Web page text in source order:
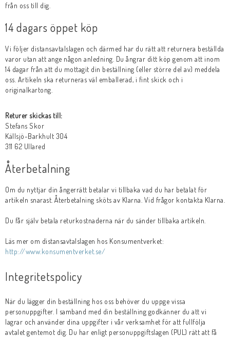
från oss till dig.
14 dagars öppet köp
Vi följer distansavtalslagen och därmed har du rätt att returnera beställda
varor utan att ange någon anledning. Du ångrar ditt köp genom att inom
14 dagar från att du mottagit din beställning (eller större del av) meddela
oss. Artikeln ska returneras väl emballerad, i fint skick och i
originalkartong.
Returer skickas till:
Stefans Skor
Källsjö-Barkhult 304
311 62 Ullared
Återbetalning
Om du nyttjar din ångerrätt betalar vi tillbaka vad du har betalat för
artikeln snarast. Återbetalning sköts av Klarna. Vid frågor kontakta Klarna.
Du får själv betala returkostnaderna när du sänder tillbaka artikeln.
Läs mer om distansavtalslagen hos Konsumentverket:
http://www.konsumentverket.se/
Integritetspolicy
När du lägger din beställning hos oss behöver du uppge vissa
personuppgifter. I samband med din beställning godkänner du att vi
lagrar och använder dina uppgifter i vår verksamhet för att fullfölja
avtalet gentemot dig. Du har enligt personuppgiftslagen (PUL) rätt att få